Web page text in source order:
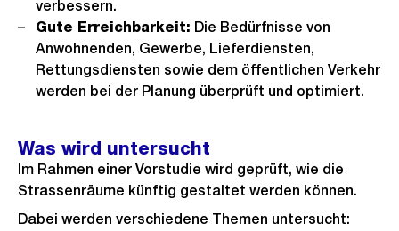
verbessern.
Gute Erreichbarkeit: Die Bedürfnisse von
Anwohnenden, Gewerbe, Lieferdiensten,
Rettungsdiensten sowie dem öffentlichen Verkehr
werden bei der Planung überprüft und optimiert.
Was wird untersucht
Im Rahmen einer Vorstudie wird geprüft, wie die
Strassenräume künftig gestaltet werden können.
Dabei werden verschiedene Themen untersucht: